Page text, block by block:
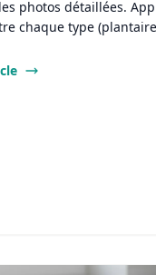
photos détaillées.
chaque type